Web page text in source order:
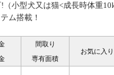
小型犬又は猫<成長時体重
ム搭載！
間取り
専有面積
お気に入り